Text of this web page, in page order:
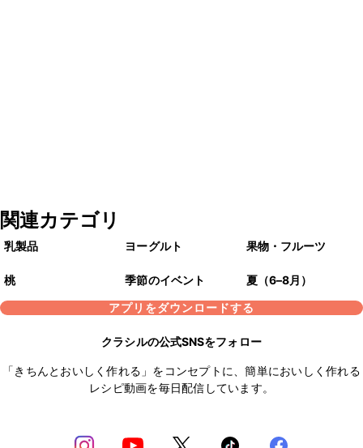
関連カテゴリ
乳製品 ヨーグルト 果物・フルーツ
桃 季節のイベント
夏（6–8月）
アプリをダウンロードする
クラシルの公式SNSをフォロー
「きちんとおいしく作れる」をコンセプトに、簡単においしく作れる
レシピ動画を毎日配信しています。